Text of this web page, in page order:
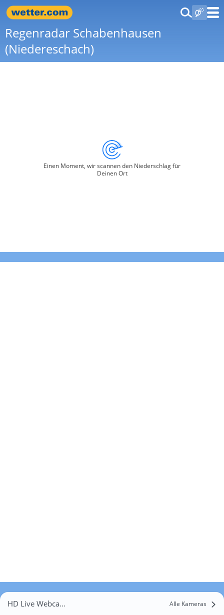
Regenradar Schabenhausen
(Niedereschach)
Einen Moment, wir scannen den Niederschlag für
Deinen Ort
HD Live Webcams Schabenhausen Alle Kameras